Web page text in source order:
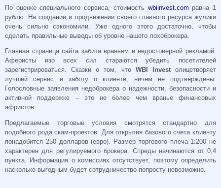
По оценке специального сервиса, стоимость wbiinvest.com равна 1
рублю. На создании и продвижении своего главного ресурса жулики
очень сильно сэкономили. Уже одного этого достаточно, чтобы
сделать правильные выводы об уровне нашего лохоброкера.
Главная страница сайта забита враньем и недостоверной рекламой.
Аферисты изо всех сил стараются убедить посетителей
зарегистрироваться. Сказки о том, что WBI Investолицетворяет
лучший сервис и заботу о клиенте, ничем не подтверждены.
Голословные заявления недоброкера о надежности, безопасности и
активной поддержке – это не более чем вранье финансовых
афристов.
Предлагаемые торговые условия смотрятся стандартно для
подобного рода скам-проектов. Для открытия базового счета клиенту
понадобится 250 долларов (евро). Размер торгового плеча 1:200 не
характерен для регулируемого брокера. Спреды начинаются от 0,4
пункта. Информация о комиссиях отсутствует, поэтому определить
насколько выгодным будет сотрудничество попросту невозможно.